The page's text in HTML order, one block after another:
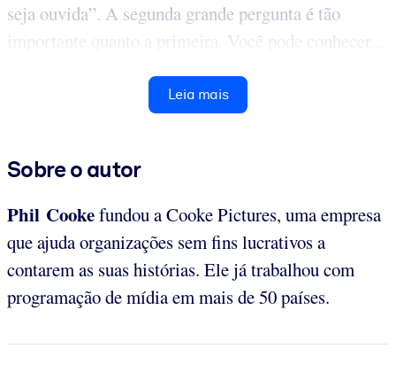
seja ouvida”. A segunda grande pergunta é tão
importante quanto a primeira. Você pode conhecer...
Leia mais
Sobre o autor
Phil Cookefundou a Cooke Pictures, uma empresa
que ajuda organizações sem fins lucrativos a
contarem as suas histórias. Ele já trabalhou com
programação de mídia em mais de 50 países.